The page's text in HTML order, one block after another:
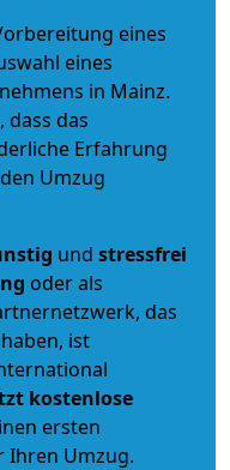
eines
eines
in Mainz.
dass das
Erfahrung
Umzug
und stressfrei
oder als
das
ist
kostenlose
ersten
Ihren Umzug.